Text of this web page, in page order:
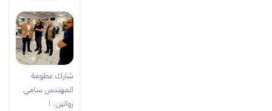
شارك عطوفة
المهندس سامي
زواتين، ا